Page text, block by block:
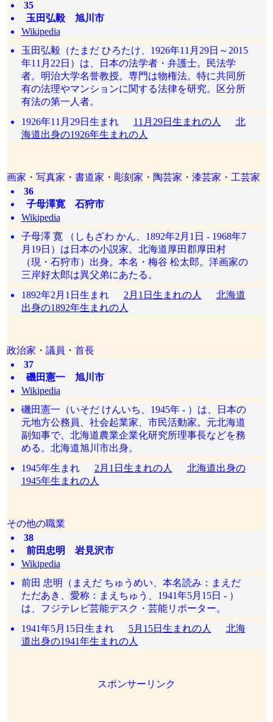
35
玉田弘毅 旭川市
Wikipedia
玉田弘毅（たまだ ひろたけ、1926年11月29日～2015
年11月22日）は、日本の法学者・弁護士。民法学
者。明治大学名誉教授。専門は物権法。特に共同所
有の法理やマンションに関する法律を研究。区分所
有法の第一人者。
1926年11月29日生まれ 11月29日生まれの人
北
海道出身の1926年生まれの人
画家・写真家・書道家・彫刻家・陶芸家・漆芸家・工芸家
36
子母澤寛 石狩市
Wikipedia
子母澤 寛 （しもざわ かん、1892年2月1日 - 1968年7
月19日）は日本の小説家。北海道厚田郡厚田村
（現・石狩市）出身。本名・梅谷 松太郎。洋画家の
三岸好太郎は異父弟にあたる。
1892年2月1日生まれ 2月1日生まれの人
北海道
出身の1892年生まれの人
政治家・議員・首長
37
磯田憲一 旭川市
Wikipedia
磯田憲一（いそだ けんいち、1945年 - ）は、日本の
元地方公務員、社会起業家、市民活動家。元北海道
副知事で、北海道農業企業化研究所理事長などを務
める。北海道旭川市出身。
1945年生まれ 2月1日生まれの人
北海道出身の
1945年生まれの人
その他の職業
38
前田忠明 岩見沢市
Wikipedia
前田 忠明（まえだ ちゅうめい、本名読み：まえだ
ただあき、愛称：まえちゅう、1941年5月15日 - ）
は、フジテレビ芸能デスク・芸能リポーター。
1941年5月15日生まれ 5月15日生まれの人
北海
道出身の1941年生まれの人
スポンサーリンク